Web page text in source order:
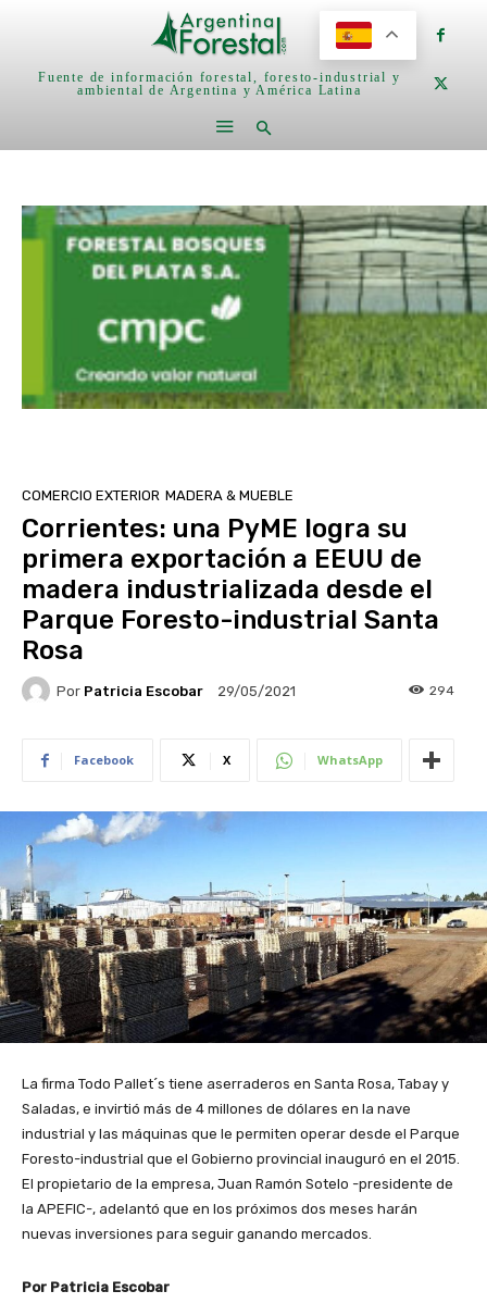
Fuente de información forestal, foresto-industrial y
ambiental de Argentina y América Latina
COMERCIO EXTERIOR MADERA & MUEBLE
Corrientes: una PyME logra su
primera exportación a EEUU de
madera industrializada desde el
Parque Foresto-industrial Santa
Rosa
Por Patricia Escobar 29/05/2021 294
Facebook X WhatsApp
La firma Todo Pallet´s tiene aserraderos en Santa Rosa, Tabay y
Saladas, e invirtió más de 4 millones de dólares en la nave
industrial y las máquinas que le permiten operar desde el Parque
Foresto-industrial que el Gobierno provincial inauguró en el 2015.
El propietario de la empresa, Juan Ramón Sotelo -presidente de
la APEFIC-, adelantó que en los próximos dos meses harán
nuevas inversiones para seguir ganando mercados.
Por Patricia Escobar